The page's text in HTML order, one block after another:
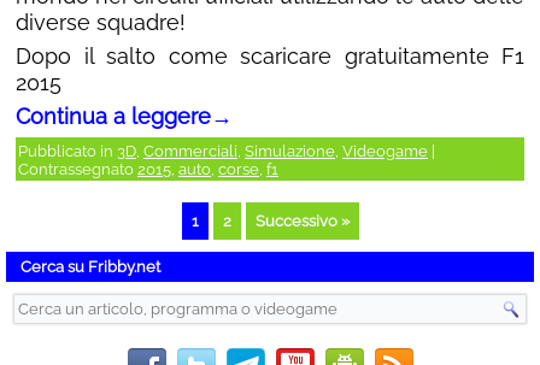
diverse squadre!
Dopo il salto come scaricare gratuitamente F1
2015
Continua a leggere→
Pubblicato in 3D Commerciali Simulazione Videogame |
Contrassegnato 2015 auto corse f1
1 2 Successivo »
Cerca su Fribby.net